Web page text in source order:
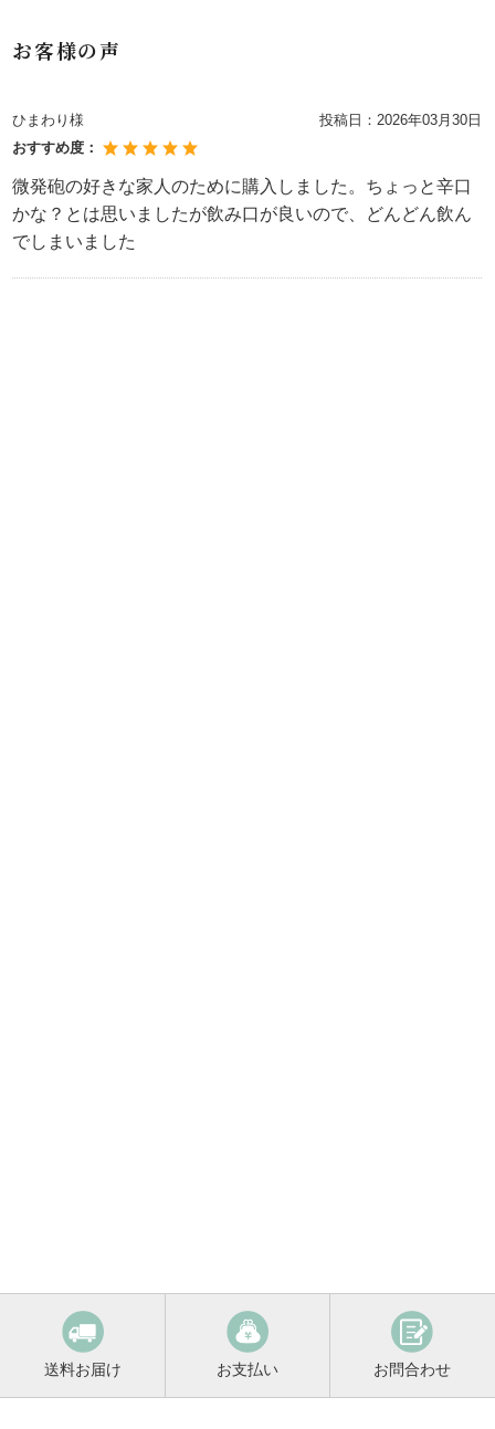
お客様の声
ひまわり様 投稿日：2026年03月30日
おすすめ度：
微発砲の好きな家人のために購入しました。ちょっと辛口
かな？とは思いましたが飲み口が良いので、どんどん飲ん
でしまいました
送料お届け お支払い お問合わせ